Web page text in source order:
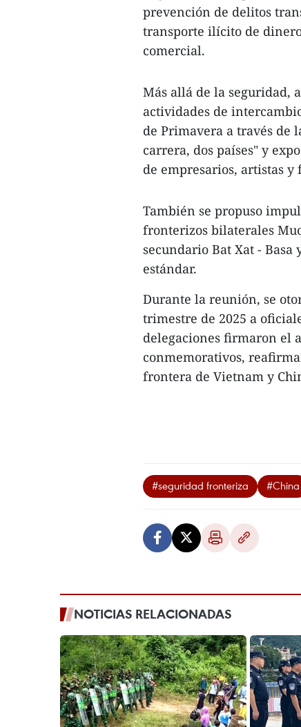
prevención de delitos
transporte ilícito de
comercial.
Más allá de la seguridad,
actividades de
de Primavera a través de
carrera, dos países" y
de empresarios, artistas y
También se propuso
fronterizos bilaterales
secundario Bat Xat -
estándar.
Durante la reunión, se
trimestre de 2025 a
delegaciones firmaron el
conmemorativos,
frontera de Vietnam y
#seguridad fronteriza #China
NOTICIAS RELACIONADAS